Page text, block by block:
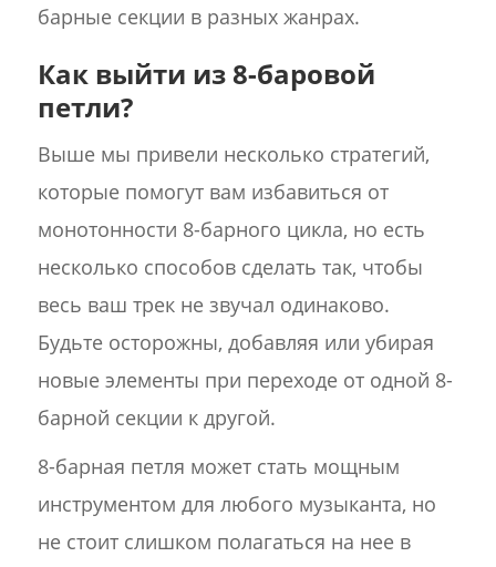
барные секции в разных жанрах.
Как выйти из 8-баровой
петли?
Выше мы привели несколько стратегий,
которые помогут вам избавиться от
монотонности 8-барного цикла, но есть
несколько способов сделать так, чтобы
весь ваш трек не звучал одинаково.
Будьте осторожны, добавляя или убирая
новые элементы при переходе от одной 8-
барной секции к другой.
8-барная петля может стать мощным
инструментом для любого музыканта, но
не стоит слишком полагаться на нее в